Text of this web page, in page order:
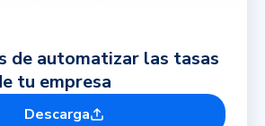
de automatizar las tasas
tu empresa
Descarga